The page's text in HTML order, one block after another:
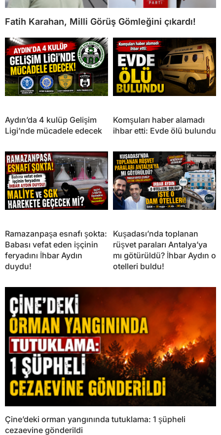
Fatih Karahan, Milli Görüş Gömleğini çıkardı!
Aydın’da 4 kulüp Gelişim
Ligi’nde mücadele edecek
Komşuları haber alamadı
ihbar etti: Evde ölü bulundu
Ramazanpaşa esnafı şokta:
Babası vefat eden işçinin
feryadını İhbar Aydın
duydu!
Kuşadası’nda toplanan
rüşvet paraları Antalya’ya
mı götürüldü? İhbar Aydın o
otelleri buldu!
Çine’deki orman yangınında tutuklama: 1 şüpheli
cezaevine gönderildi